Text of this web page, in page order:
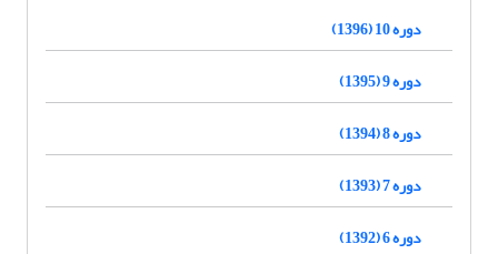
دوره 10 (1396)
دوره 9 (1395)
دوره 8 (1394)
دوره 7 (1393)
دوره 6 (1392)